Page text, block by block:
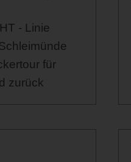
- Linie
für
zurück